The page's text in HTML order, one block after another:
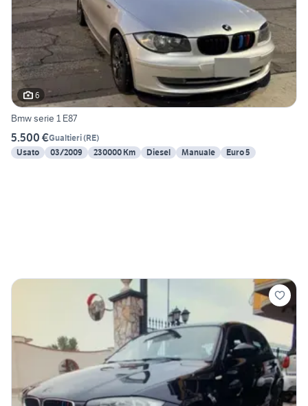
6
Bmw serie 1 E87
5.500 €Gualtieri(RE)
Usato
03/2009 230000 Km Diesel Manuale Euro 5